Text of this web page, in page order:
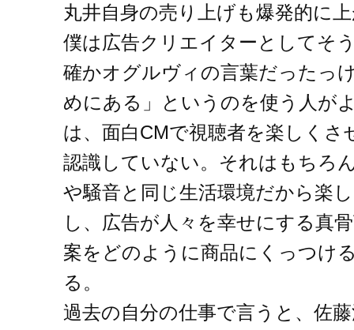
丸井自身の売り上げも爆発的に
僕は広告クリエイターとしてそ
確かオグルヴィの言葉だったっ
めにある」というのを使う人が
は、面白CMで視聴者を楽しく
認識していない。それはもちろ
や騒音と同じ生活環境だから楽
し、広告が人々を幸せにする真
案をどのように商品にくっつけ
る。
過去の自分の仕事で言うと、佐